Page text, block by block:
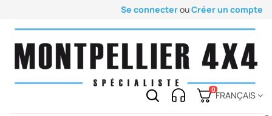
Se connecterouCréer un compte
0
FRANÇAIS